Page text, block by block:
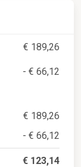
€ 189,26
- € 66,12
€ 189,26
- € 66,12
€ 123,14